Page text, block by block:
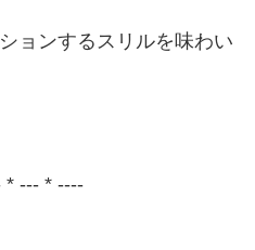
ョンするスリルを味わい
--- * ----